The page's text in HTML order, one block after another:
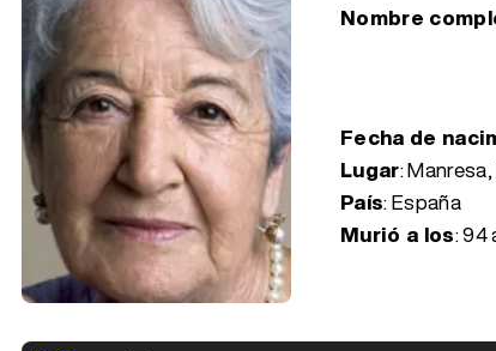
Nombre
Fecha de
Lugar:
País: España
Murió a los:94